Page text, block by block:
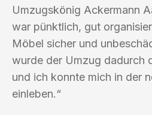
Umzugskönig Ackermann
war pünktlich, gut
Möbel sicher und
wurde der Umzug dadurch
und ich konnte mich in der
einleben.“